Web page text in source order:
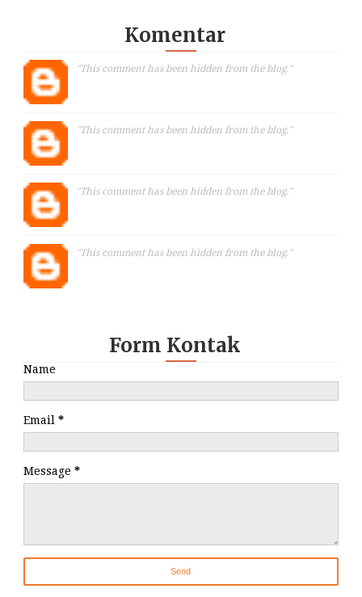
Komentar
"This comment has been hidden from the blog."
"This comment has been hidden from the blog."
"This comment has been hidden from the blog."
"This comment has been hidden from the blog."
Form Kontak
Name
Email *
Message *